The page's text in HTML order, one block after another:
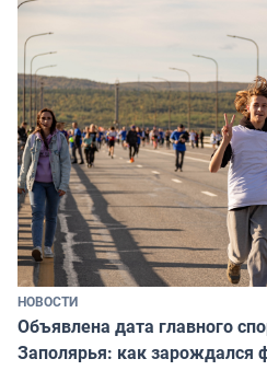
НОВОСТИ
Объявлена дата главного
Заполярья: как зарождался